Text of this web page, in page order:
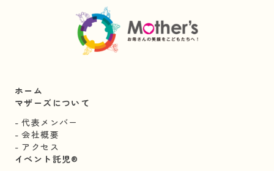
ホーム
マザーズについて
代表メンバー
会社概要
アクセス
イベント託児®︎